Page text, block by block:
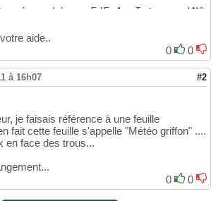
As Integer 'N°
As Range 'range
= .Range(.Cells(4, 2),
As Range    'Range de W4
- - - - - - - - - - - - - - - -
aide..
0
0
à 16h07 #2
je faisais référence à une feuille
fait cette feuille s'appelle "Météo griffon" ....
en face des trous...
0
0